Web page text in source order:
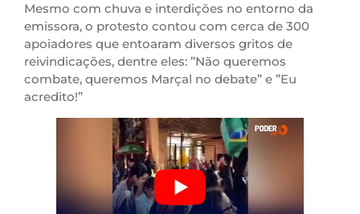
Mesmo com chuva e interdições no entorno da
emissora, o protesto contou com cerca de 300
apoiadores que entoaram diversos gritos de
reivindicações, dentre eles: ”Não queremos
combate, queremos Marçal no debate” e ”Eu
acredito!”